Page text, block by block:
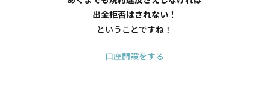
出金拒否はされない！
ということですね！
口座開設をする